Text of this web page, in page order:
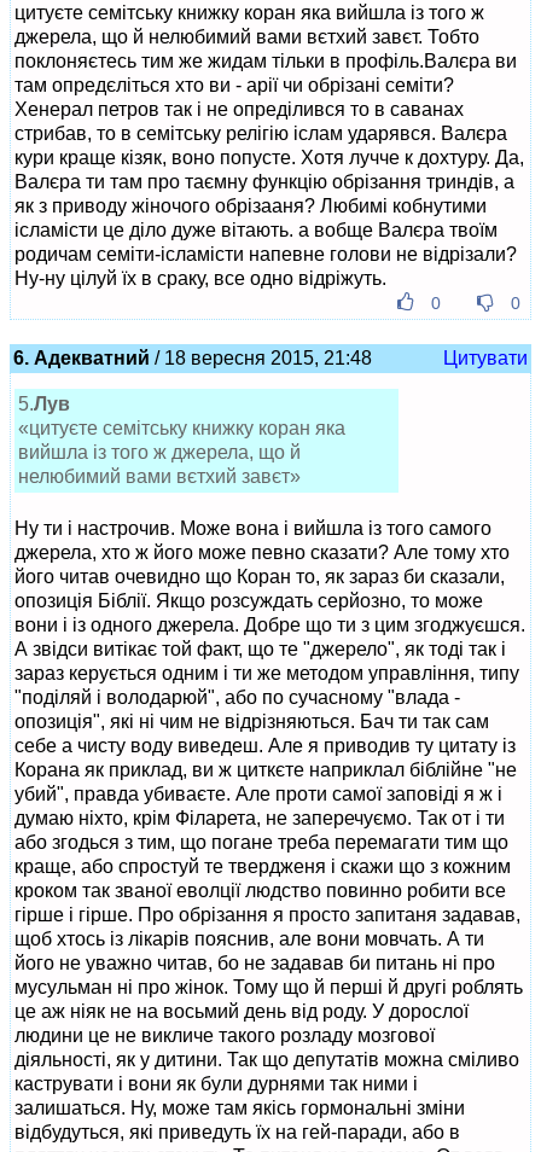
цитуєте семітську книжку коран яка вийшла із того ж
джерела, що й нелюбимий вами вєтхий завєт. Тобто
поклоняєтесь тим же жидам тільки в профіль.Валєра ви
там опредєліться хто ви - арії чи обрізані семіти?
Хенерал петров так і не опреділився то в саванах
стрибав, то в семітську релігію іслам ударявся. Валєра
кури краще кізяк, воно попусте. Хотя лучче к дохтуру. Да,
Валєра ти там про таємну функцію обрізання триндів, а
як з приводу жіночого обрізааня? Любимі кобнутими
ісламісти це діло дуже вітають. а вобще Валєра твоїм
родичам семіти-ісламісти напевне голови не відрізали?
Ну-ну цілуй їх в сраку, все одно відріжуть.
0 0
6. Адекватний / 18 вересня 2015, 21:48 Цитувати
5.Лув
«цитуєте семітську книжку коран яка
вийшла із того ж джерела, що й
нелюбимий вами вєтхий завєт»
Ну ти і настрочив. Може вона і вийшла із того самого
джерела, хто ж його може певно сказати? Але тому хто
його читав очевидно що Коран то, як зараз би сказали,
опозиція Біблії. Якщо розсуждать серйозно, то може
вони і із одного джерела. Добре що ти з цим згоджуєшся.
А звідси витікає той факт, що те "джерело", як тоді так і
зараз керується одним і ти же методом управління, типу
"поділяй і володарюй", або по сучасному "влада -
опозиція", які ні чим не відрізняються. Бач ти так сам
себе а чисту воду виведеш. Але я приводив ту цитату із
Корана як приклад, ви ж циткєте наприклал біблійне "не
убий", правда убиваєте. Але проти самої заповіді я ж і
думаю ніхто, крім Філарета, не заперечуємо. Так от і ти
або згодься з тим, що погане треба перемагати тим що
краще, або спростуй те твердженя і скажи що з кожним
кроком так званої еволції людство повинно робити все
гірше і гірше. Про обрізання я просто запитаня задавав,
щоб хтось із лікарів пояснив, але вони мовчать. А ти
його не уважно читав, бо не задавав би питань ні про
мусульман ні про жінок. Тому що й перші й другі роблять
це аж ніяк не на восьмий день від роду. У дорослої
людини це не викличе такого розладу мозгової
діяльності, як у дитини. Так що депутатів можна сміливо
каструвати і вони як були дурнями так ними і
залишаться. Ну, може там якісь гормональні зміни
відбудуться, які приведуть їх на гей-паради, або в